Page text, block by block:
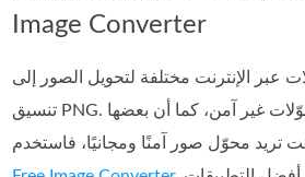
Image Converter
عبر الإنترنت مختلفة لتحويل الصور إلى
تنسيق PNG. ولكن بعض هذه المحوّلات غير آمن، كما أن بعضها